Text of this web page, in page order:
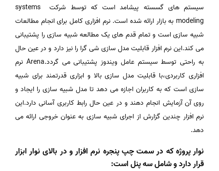
سیستم های گسسته پیشامد است که توسط شرکت systems
modeling به بازار ارائه شده است. نرم افزاری کامل برای انجام مطالعات
شبیه سازی است و تمام قدم های یک مطالعه شبیه سازی را پشتیبانی
می کند.این نرم افزار قابلیت مدل سازی شی گرا را نیز دارد و در عین حال
به راحتی توسط سیستم عامل ویندوز پشتیبانی می گردد.Arena نرم
افزاری کاربردی،با قابلیت مدل سازی بالا و ابزاری قدرتمند برای شبیه
سازی است که به کاربران اجازه می دهد تا مدل شبیه سازی را ایجاد و
روی آن آزمایش انجام دهند و در عین حال رابط کاربری آسانی دارد.این
نرم افزار چندین گزارش از اجرای شبیه سازی به عنوان خروجی ارائه می
دهد.
نوار پروژه که در سمت چپ پنجره نرم افزار و در بالای نوار ابزار
قرار دارد و شامل سه پنل است: